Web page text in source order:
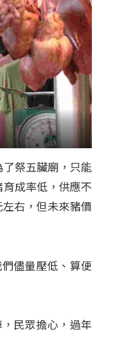
祭五臟廟，只能
成率低，供應不
右，但未來豬價
儘量壓低、算便
民眾擔心，過年